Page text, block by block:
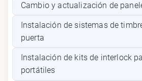
Cambio y actualización de
Instalación de sistemas de
puerta
Instalación de kits de interlock
portátiles